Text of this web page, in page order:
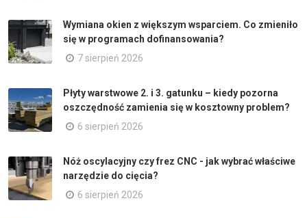
Wymiana okien z większym wsparciem. Co zmieniło
się w programach dofinansowania?
7 sierpień 2026
Płyty warstwowe 2. i 3. gatunku – kiedy pozorna
oszczędność zamienia się w kosztowny problem?
6 sierpień 2026
Nóż oscylacyjny czy frez CNC - jak wybrać właściwe
narzędzie do cięcia?
6 sierpień 2026